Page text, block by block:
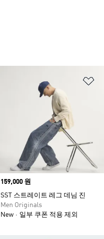
Price
159,000 원
SST 스트레이트 레그 데님 진
Men Originals
New
일부 쿠폰 적용 제외